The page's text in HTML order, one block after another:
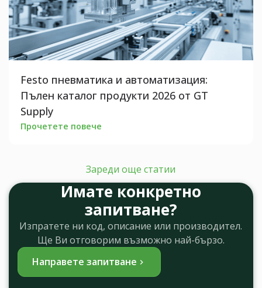
Festo пневматика и автоматизация:
Пълен каталог продукти 2026 от GT
Supply
Прочетете повече
Зареди още статии
Имате конкретно
запитване?
Изпратете ни код, описание или производител.
Ще Ви отговорим възможно най-бързо.
Направете запитване